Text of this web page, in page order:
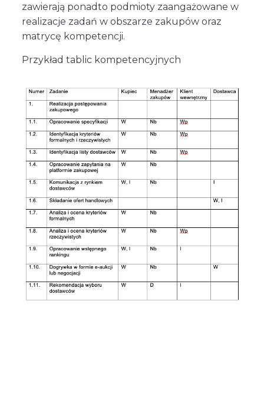
zawierają ponadto podmioty zaangażowane w
realizacje zadań w obszarze zakupów oraz
matrycę kompetencji.
Przykład tablic kompetencyjnych